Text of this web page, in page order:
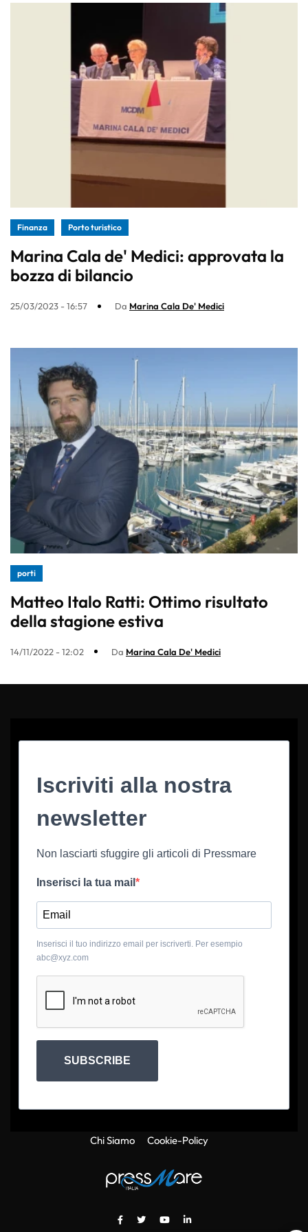
Finanza Porto turistico
Marina Cala de' Medici: approvata la
bozza di bilancio
25/03/2023 - 16:57 Da Marina Cala De' Medici
porti
Matteo Italo Ratti: Ottimo risultato
della stagione estiva
14/11/2022 - 12:02 Da Marina Cala De' Medici
Iscriviti alla nostra
newsletter
Non lasciarti sfuggire gli articoli di Pressmare
Inserisci la tua mail
Inserisci il tuo indirizzo email per iscriverti. Per esempio
abc@xyz.com
SUBSCRIBE
Chi Siamo Cookie-Policy